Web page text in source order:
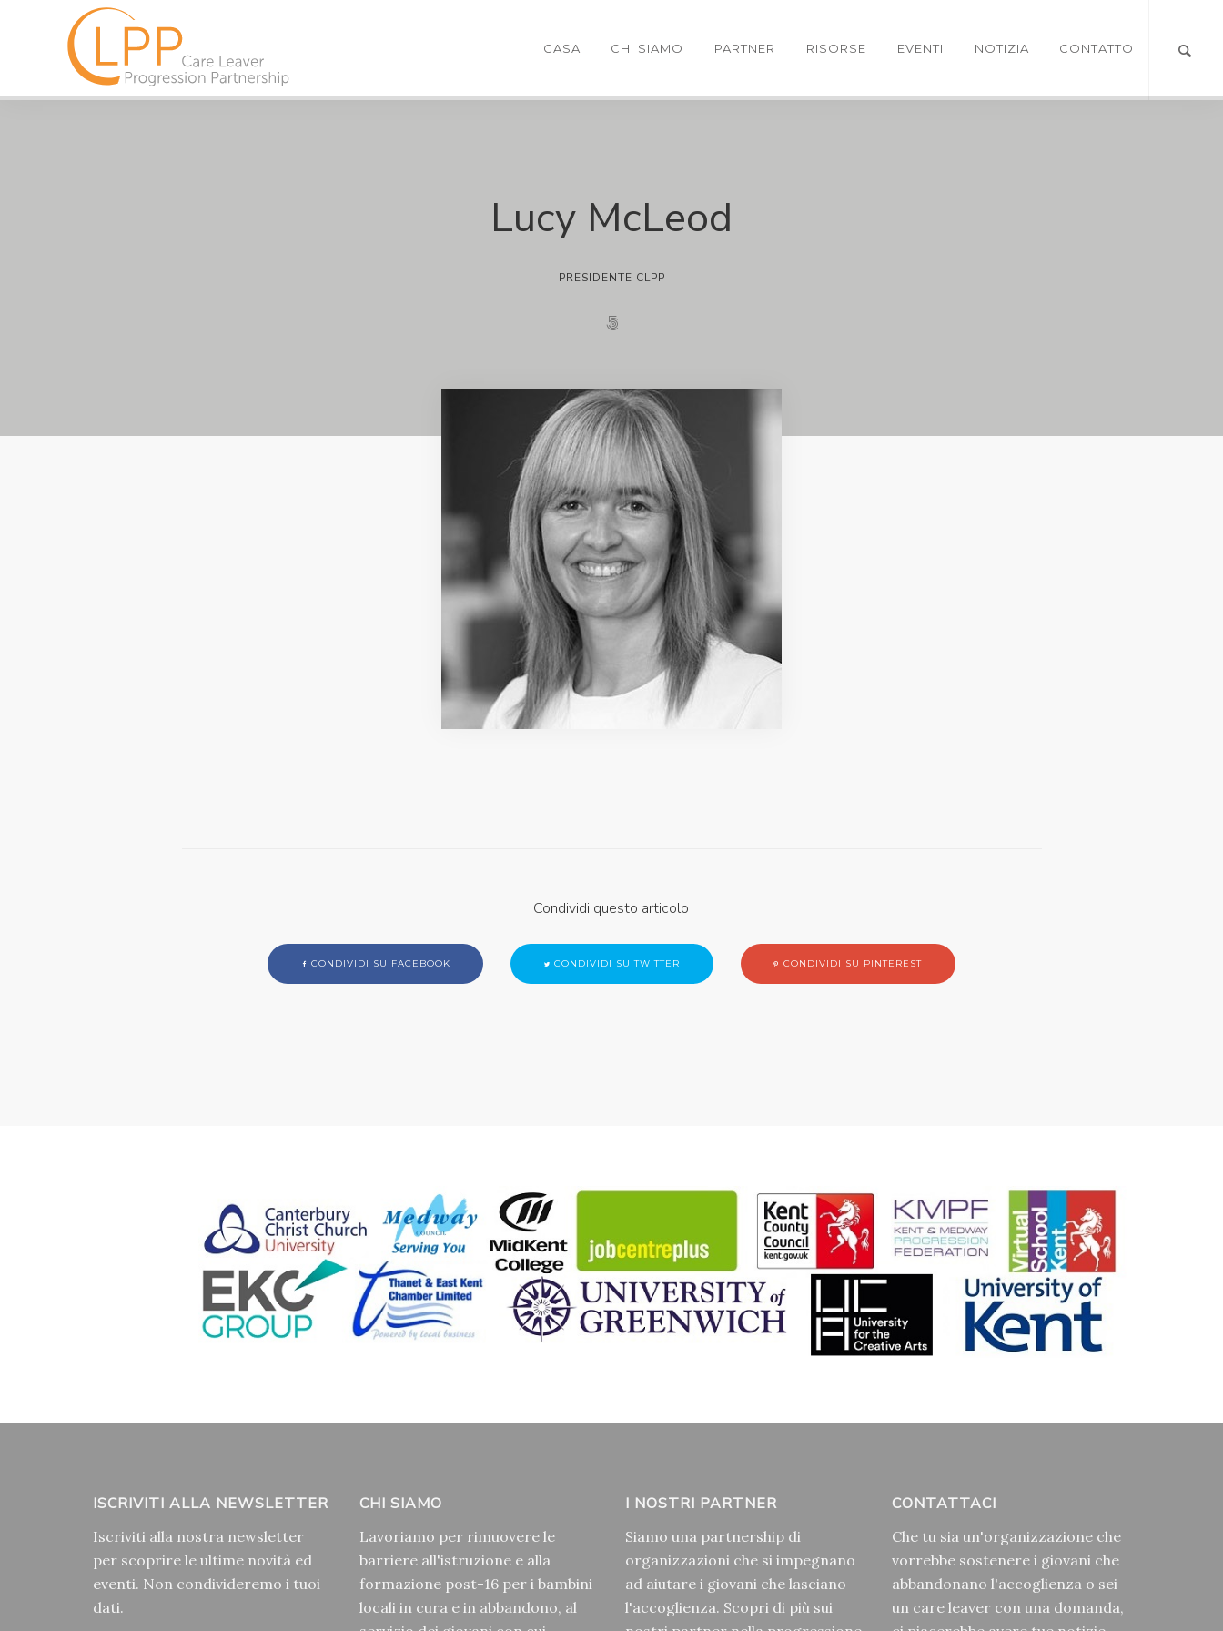
CASA CHI SIAMO PARTNER RISORSE EVENTI NOTIZIA CONTATTO
Lucy McLeod
PRESIDENTE CLPP
Condividi questo articolo
CONDIVIDI SU FACEBOOK CONDIVIDI SU TWITTER CONDIVIDI SU PINTEREST
ISCRIVITI ALLA NEWSLETTER
Iscriviti alla nostra newsletter
per scoprire le ultime novità ed
eventi. Non condivideremo i tuoi
dati.
CHI SIAMO
Lavoriamo per rimuovere le
barriere all'istruzione e alla
formazione post-16 per i bambini
locali in cura e in abbandono, al
I NOSTRI PARTNER
Siamo una partnership di
organizzazioni che si impegnano
ad aiutare i giovani che lasciano
l'accoglienza. Scopri di più sui
CONTATTACI
Che tu sia un'organizzazione che
vorrebbe sostenere i giovani che
abbandonano l'accoglienza o sei
un care leaver con una domanda,